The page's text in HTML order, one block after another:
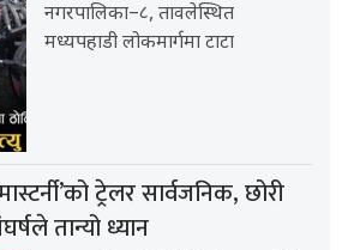
नगरपालिका–८, तावलेस्थित
मध्यपहाडी लोकमार्गमा टाटा
ट्रेलर सार्वजनिक, छोरी
तान्यो ध्यान